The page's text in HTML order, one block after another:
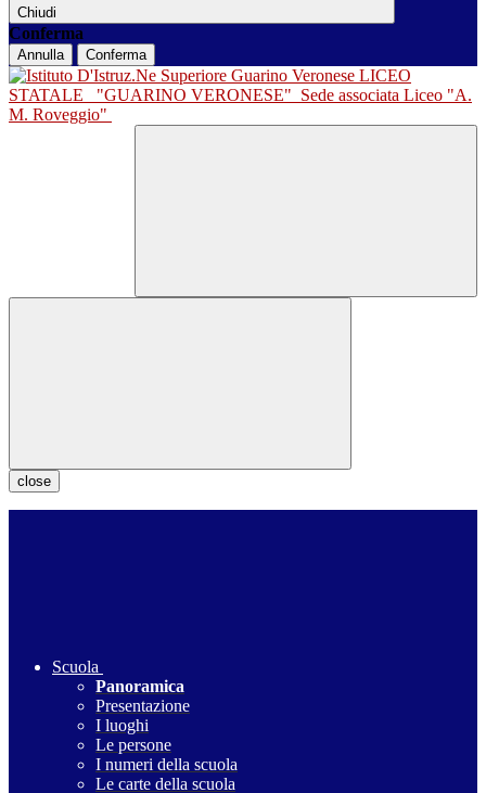
Chiudi
Conferma
Annulla Conferma
LICEO
STATALE
"GUARINO VERONESE" Sede associata Liceo "A.
M. Roveggio"
close
Scuola
Panoramica
Presentazione
I luoghi
Le persone
I numeri della scuola
Le carte della scuola